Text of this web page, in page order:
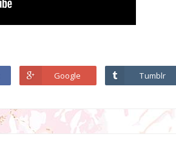
Google Tumblr